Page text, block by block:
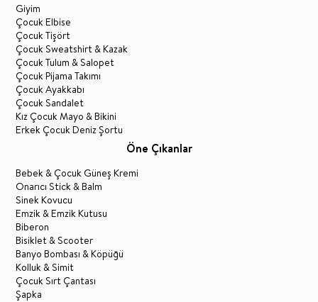
Giyim
Çocuk Elbise
Çocuk Tişört
Çocuk Sweatshirt & Kazak
Çocuk Tulum & Salopet
Çocuk Pijama Takımı
Çocuk Ayakkabı
Çocuk Sandalet
Kız Çocuk Mayo & Bikini
Erkek Çocuk Deniz Şortu
Öne Çıkanlar
Bebek & Çocuk Güneş Kremi
Onarıcı Stick & Balm
Sinek Kovucu
Emzik & Emzik Kutusu
Biberon
Bisiklet & Scooter
Banyo Bombası & Köpüğü
Kolluk & Simit
Çocuk Sırt Çantası
Şapka